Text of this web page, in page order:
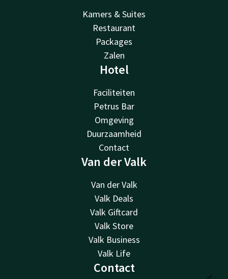
Kamers & Suites
Restaurant
Packages
Zalen
Hotel
Faciliteiten
Petrus Bar
Omgeving
Duurzaamheid
Contact
Van der Valk
Van der Valk
Valk Deals
Valk Giftcard
Valk Store
Valk Business
Valk Life
Contact